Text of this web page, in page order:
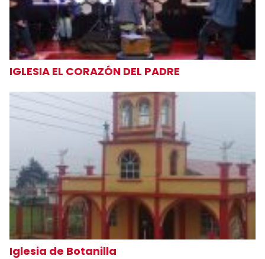
IGLESIA EL CORAZÓN DEL PADRE
Iglesia de Botanilla